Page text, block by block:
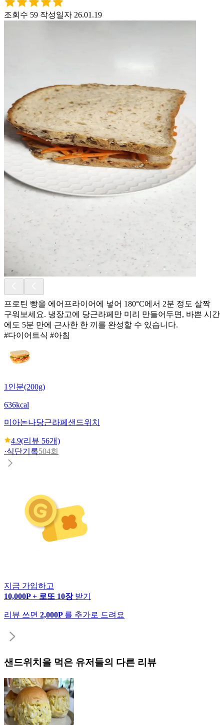
조회수 59 작성일자 26.01.19
프로틴 빵을 에어프라이어에 넣어 180°C에서 2분 정도 살짝
구워보세요. 냉장고에 당근라페만 미리 만들어두면, 바쁜 시간
에도 5분 만에 근사한 한 끼를 완성할 수 있습니다.
#다이어트식 #아침
1인분(200g)
636kcal
미아논나당근라페샌드위치
4.9(리뷰 56개)
·식단기록504회
지금 가입하고
10,000P + 로또 10장 받기
리뷰 쓰면 2,000P 를 추가로 드려요
샌드위치 을 먹은 유저들의 다른 리뷰